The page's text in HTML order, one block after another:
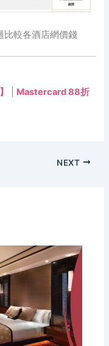
比較各酒店網價錢
Mastercard 88折
NEXT